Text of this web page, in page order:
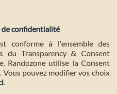
confidentialité
conforme à l'ensemble des
du Transparency & Consent
Randozone utilise la Consent
Vous pouvez modifier vos choix
.